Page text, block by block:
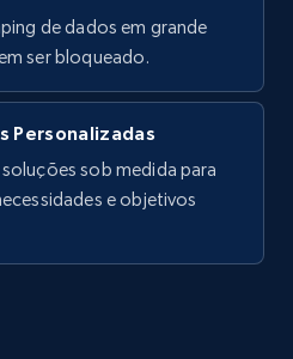
Posts - Getting x
Description, Date
post, and more.
Comece grátis
de dados em grande
ser bloqueado.
Personalizadas
sob medida para
e objetivos